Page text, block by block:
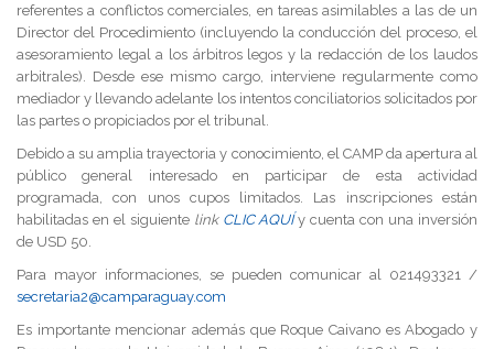
referentes a conflictos comerciales, en tareas asimilables a las de un
Director del Procedimiento (incluyendo la conducción del proceso, el
asesoramiento legal a los árbitros legos y la redacción de los laudos
arbitrales). Desde ese mismo cargo, interviene regularmente como
mediador y llevando adelante los intentos conciliatorios solicitados por
las partes o propiciados por el tribunal.
Debido a su amplia trayectoria y conocimiento, el CAMP da apertura al
público general interesado en participar de esta actividad
programada, con unos cupos limitados. Las inscripciones están
habilitadas en el siguiente link CLIC AQUÍy cuenta con una inversión
de USD 50.
Para mayor informaciones, se pueden comunicar al 021493321 /
secretaria2@camparaguay.com
Es importante mencionar además que Roque Caivano es Abogado y